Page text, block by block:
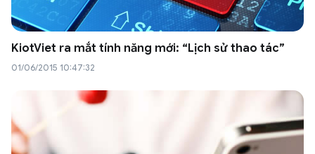
KiotViet ra mắt tính năng mới: “Lịch sử thao tác”
01/06/2015 10:47:32